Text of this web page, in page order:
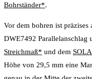
Bohrständer*.
Vor dem bohren ist
DWE7492 Parallelanschlag
Streichmaß* und dem
Höhe von 29,5 mm eine